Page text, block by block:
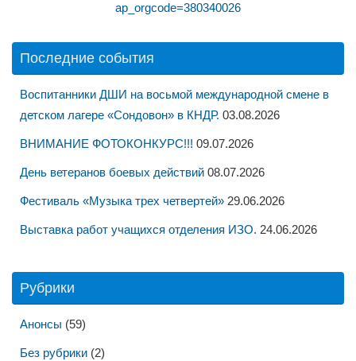
ap_orgcode=380340026
Последние события
Воспитанники ДШИ на восьмой международной смене в
детском лагере «Сондовон» в КНДР. 03.08.2026
ВНИМАНИЕ ФОТОКОНКУРС!!! 09.07.2026
День ветеранов боевых действий 08.07.2026
Фестиваль «Музыка трех четвертей» 29.06.2026
Выставка работ учащихся отделения ИЗО. 24.06.2026
Рубрики
Анонсы (59)
Без рубрики (2)